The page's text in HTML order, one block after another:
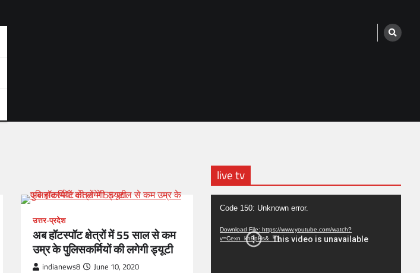
उत्तर-प्रदेश
अब हॉटस्पॉट क्षेत्रों में 55 साल से कम
उम्र के पुलिसकर्मियों की लगेगी ड्यूटी
indianews8 June 10, 2020
live tv
Video
Player
Code 150: Unknown error.
Download File: https://www.youtube.com/watch?
v=Cexn_kh9pHs&_=1